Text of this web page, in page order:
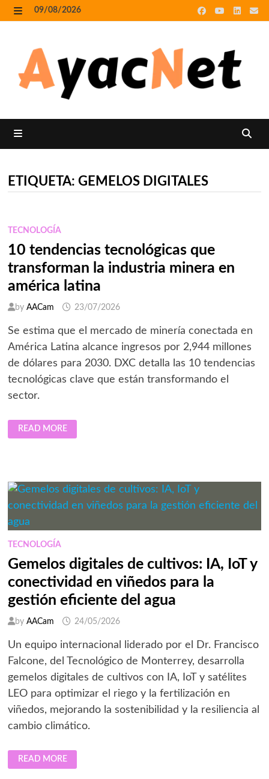
Skip
to
09/08/2026
ETIQUETA: GEMELOS DIGITALES
TECNOLOGÍA
10 tendencias tecnológicas que
transforman la industria minera en
américa latina
by AACam 23/07/2026
Se estima que el mercado de minería conectada en
América Latina alcance ingresos por 2,944 millones
de dólares para 2030. DXC detalla las 10 tendencias
tecnológicas clave que están transformando el
sector.
10
TENDENCIAS
TECNOLÓGICAS
MINERA
EN
AMÉRICA
LATINA
READ MORE
TECNOLOGÍA
Gemelos digitales de cultivos: IA, IoT y
conectividad en viñedos para la
gestión eficiente del agua
by AACam 24/05/2026
Un equipo internacional liderado por el Dr. Francisco
Falcone, del Tecnológico de Monterrey, desarrolla
gemelos digitales de cultivos con IA, IoT y satélites
LEO para optimizar el riego y la fertilización en
viñedos, mejorando la sostenibilidad y la resiliencia al
cambio climático.
GEMELOS
DIGITALES
DE
READ MORE